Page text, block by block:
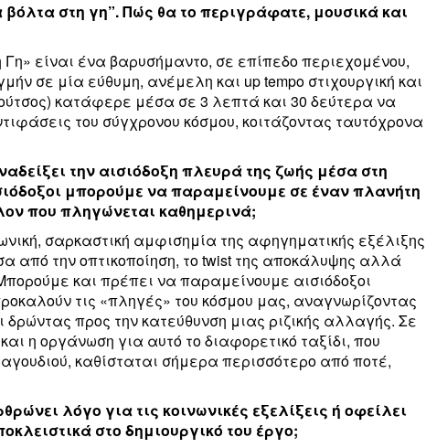
βόλτα στη γη”. Πώς θα το περιγράφατε, μουσικά και
είναι ένα βαρυσήμαντο, σε επίπεδο περιεχομένου,
σε μία εύθυμη, ανέμελη και up tempο στιχουργική και
κατάφερε μέσα σε 3 λεπτά και 30 δεύτερα να
του σύγχρονου κόσμου, κοιτάζοντας ταυτόχρονα
την αισιόδοξη πλευρά της ζωής μέσα στη
μπορούμε να παραμείνουμε σε έναν πλανήτη
που πληγώνεται καθημερινά;
σαρκαστική αμφισημία της αφηγηματικής εξέλιξης
από την οπτικοποίηση, το twist της αποκάλυψης αλλά
και πρέπει να παραμείνουμε αισιόδοξοι
τις «πληγές» του κόσμου μας, αναγνωρίζοντας
δρώντας προς την κατεύθυνση μιας ριζικής αλλαγής. Σε
η οργάνωση για αυτό το διαφορετικό ταξίδι, που
καθίσταται σήμερα περισσότερο από ποτέ,
λόγο για τις κοινωνικές εξελίξεις ή οφείλει
στο δημιουργικό του έργο;